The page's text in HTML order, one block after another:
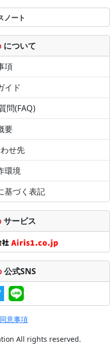
ノート
について
項
イド
問(FAQ)
要
せ先
環境
基づく表記
サービス
公式SNS
同意事項
All rights reserved.